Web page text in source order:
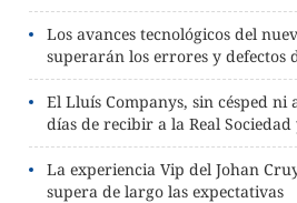
Los avances tecnológicos del
superarán los errores y defectos
El Lluís Companys, sin césped ni
días de recibir a la Real Sociedad
La experiencia Vip del Johan
supera de largo las expectativas